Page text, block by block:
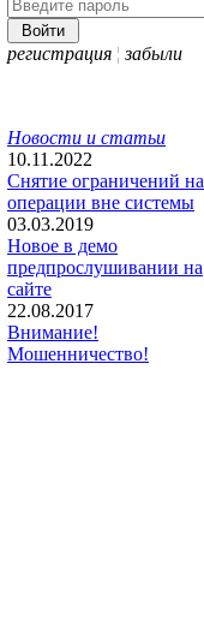
регистрация ¦ забыли
Новости и статьи
10.11.2022
Снятие ограничений на
операции вне системы
03.03.2019
Новое в демо
предпрослушивании на
сайте
22.08.2017
Внимание!
Мошенничество!